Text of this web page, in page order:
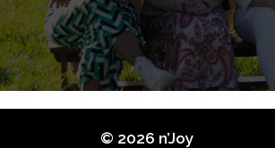
© 2026 n’Joy